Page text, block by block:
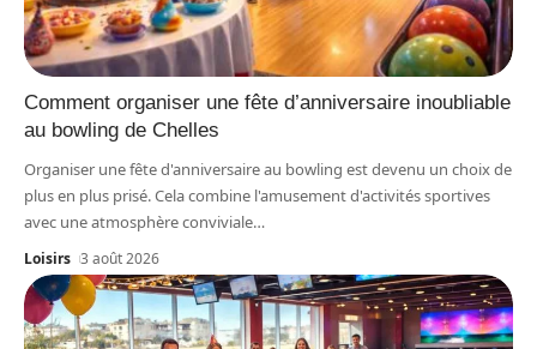
Comment organiser une fête d’anniversaire inoubliable
au bowling de Chelles
Organiser une fête d'anniversaire au bowling est devenu un choix de
plus en plus prisé. Cela combine l'amusement d'activités sportives
avec une atmosphère conviviale…
Loisirs 3 août 2026